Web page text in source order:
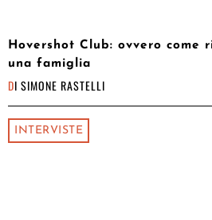
Hovershot Club: ovvero come
una famiglia
DI SIMONE RASTELLI
INTERVISTE